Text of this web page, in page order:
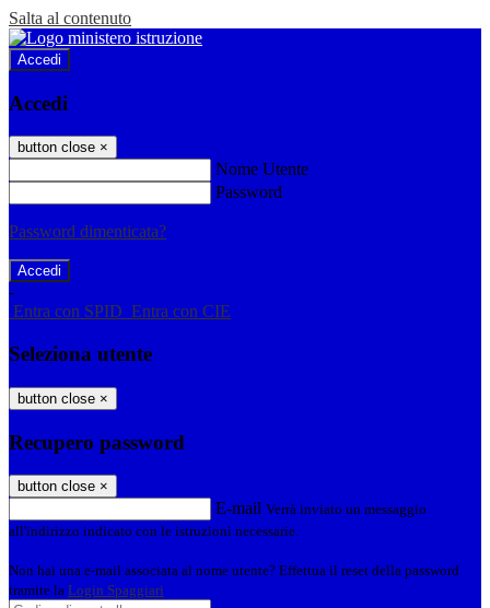
Salta al contenuto
Accedi
Accedi
button close ×
Nome Utente
Password
Password dimenticata?
-
Entra con SPID Entra con CIE
Seleziona utente
button close ×
Recupero password
button close ×
E-mail Verrà inviato un messaggio
all'indirizzo indicato con le istruzioni necessarie.
Non hai una e-mail associata al nome utente? Effettua il reset della password
tramite la Login Spaggiari